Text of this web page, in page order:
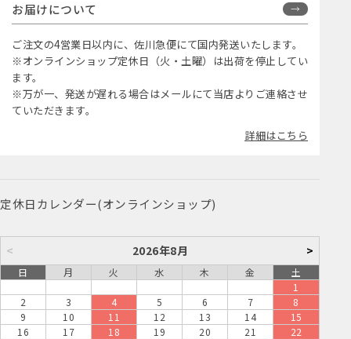
お届けについて
ご注文の4営業日以内に、佐川急便にて国内発送いたします。
※オンラインショップ定休日（火・土曜）は出荷を停止してい
ます。
※万が一、発送が遅れる場合はメールにて当店よりご連絡させ
ていただきます。
詳細はこちら
定休日カレンダー(オンラインショップ)
< 2026年8月 >
日 月 火 水 木 金
土
1
2
3 4 5 6 7
8
9
10 11 12 13 14
15
16
17 18 19 20 21
22